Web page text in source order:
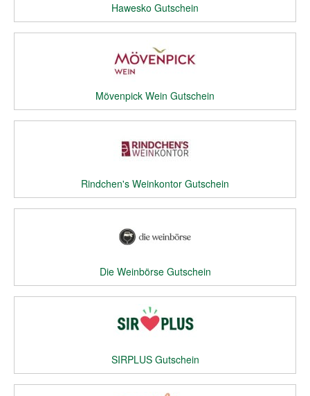
Hawesko Gutschein
Mövenpick Wein Gutschein
Rindchen's Weinkontor Gutschein
Die Weinbörse Gutschein
SIRPLUS Gutschein